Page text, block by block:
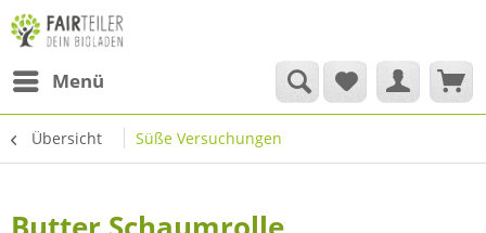
Menü
Übersicht Süße Versuchungen